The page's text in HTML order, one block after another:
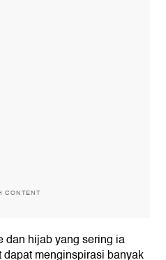
CONTENT
dan hijab yang sering ia
menginspirasi banyak